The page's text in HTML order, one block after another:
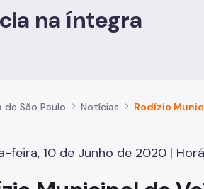
Casa e Moradia
Educação
na íntegra
de São Paulo Notícias
feira, 10 de Junho de 2020 |